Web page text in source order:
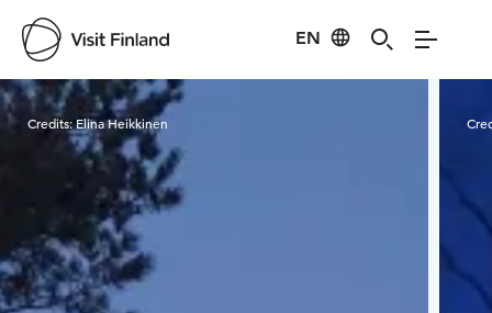
EN
Visit Finland
Credits:Elina Heikkinen